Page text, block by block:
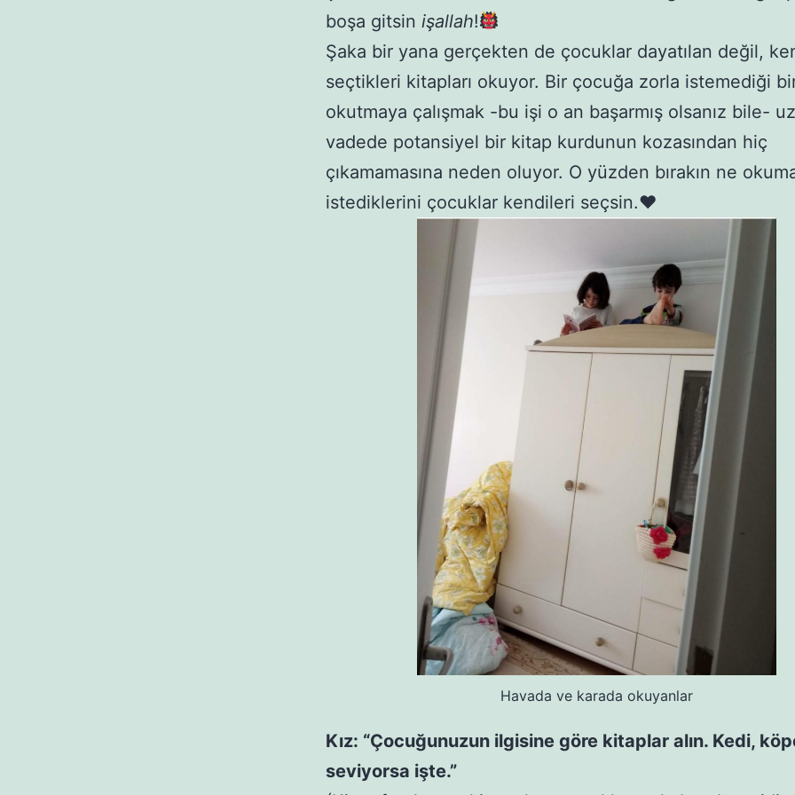
boşa gitsin işallah!
Şaka bir yana gerçekten de çocuklar dayatılan değil,
seçtikleri kitapları okuyor. Bir çocuğa zorla istemediği
okutmaya çalışmak -bu işi o an başarmış olsanız bile-
vadede potansiyel bir kitap kurdunun kozasından hiç
çıkamamasına neden oluyor. O yüzden bırakın ne
istediklerini çocuklar kendileri seçsin.♥️
Havada ve karada okuyanlar
Kız: “Çocuğunuzun ilgisine göre kitaplar alın. Kedi,
seviyorsa işte.”